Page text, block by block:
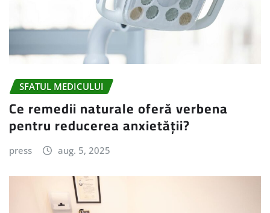
SFATUL MEDICULUI
Ce remedii naturale oferă verbena
pentru reducerea anxietății?
press aug. 5, 2025